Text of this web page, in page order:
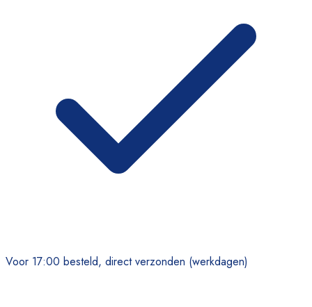
Voor 17:00 besteld, direct verzonden (werkdagen)